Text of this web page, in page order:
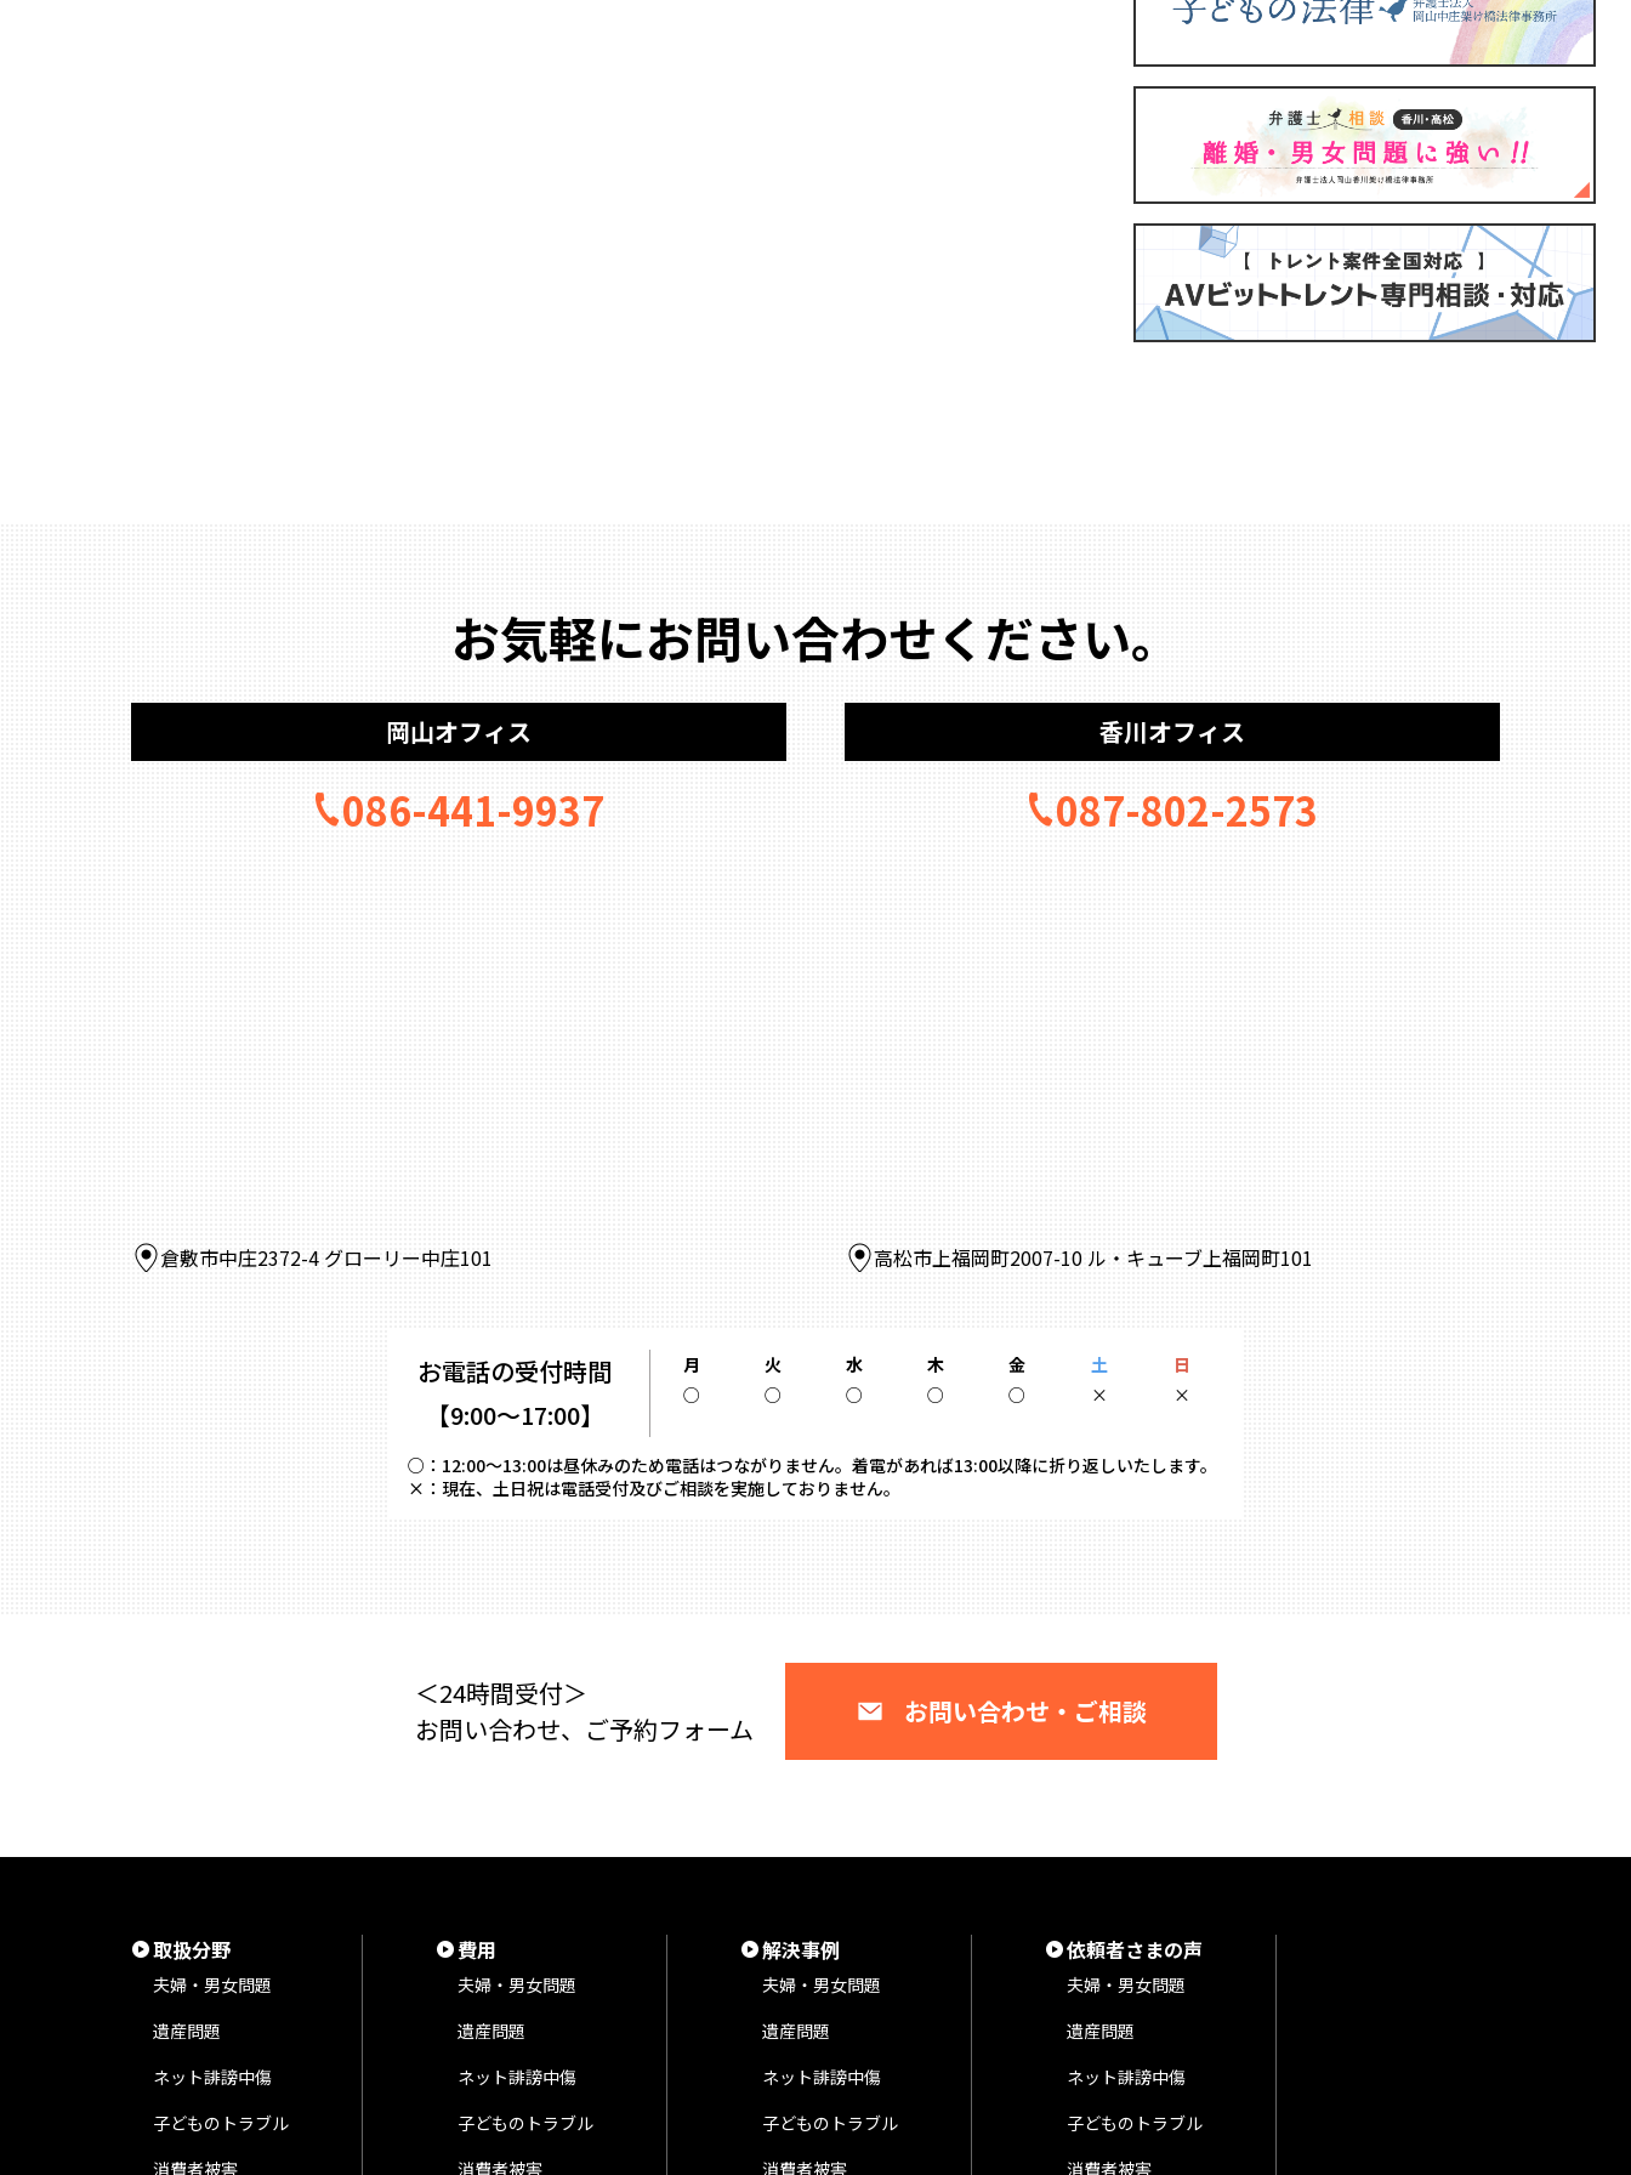
お気軽にお問い合わせください。
岡山オフィス
086-441-9937
倉敷市中庄2372-4 グローリー中庄101
香川オフィス
087-802-2573
高松市上福岡町2007-10 ル・キューブ上福岡町101
お電話の受付時間
【9:00～17:00】
月 火 水 木 金 土
日
○
○ ○ ○ ○ × ×
○： 12:00～13:00は昼休みのため電話はつながりません。着電があれば13:00以降に折り返しいたします。
×： 現在、土日祝は電話受付及びご相談を実施しておりません。
＜24時間受付＞
お問い合わせ、ご予約フォーム
お問い合わせ・ご相談
取扱分野
夫婦・男女問題
遺産問題
ネット誹謗中傷
子どものトラブル
消費者被害
費用
夫婦・男女問題
遺産問題
ネット誹謗中傷
子どものトラブル
消費者被害
解決事例
夫婦・男女問題
遺産問題
ネット誹謗中傷
子どものトラブル
消費者被害
依頼者さまの声
夫婦・男女問題
遺産問題
ネット誹謗中傷
子どものトラブル
消費者被害